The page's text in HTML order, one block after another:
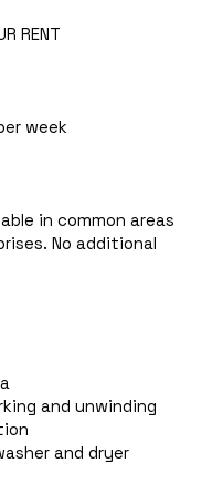
RENT
week
in common areas
No additional
and unwinding
and dryer